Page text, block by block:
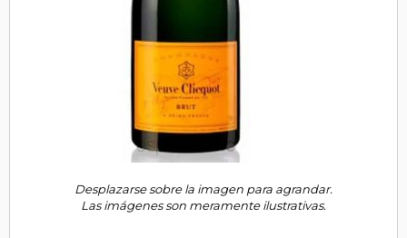
Desplazarse sobre la imagen para agrandar.
Las imágenes son meramente ilustrativas.